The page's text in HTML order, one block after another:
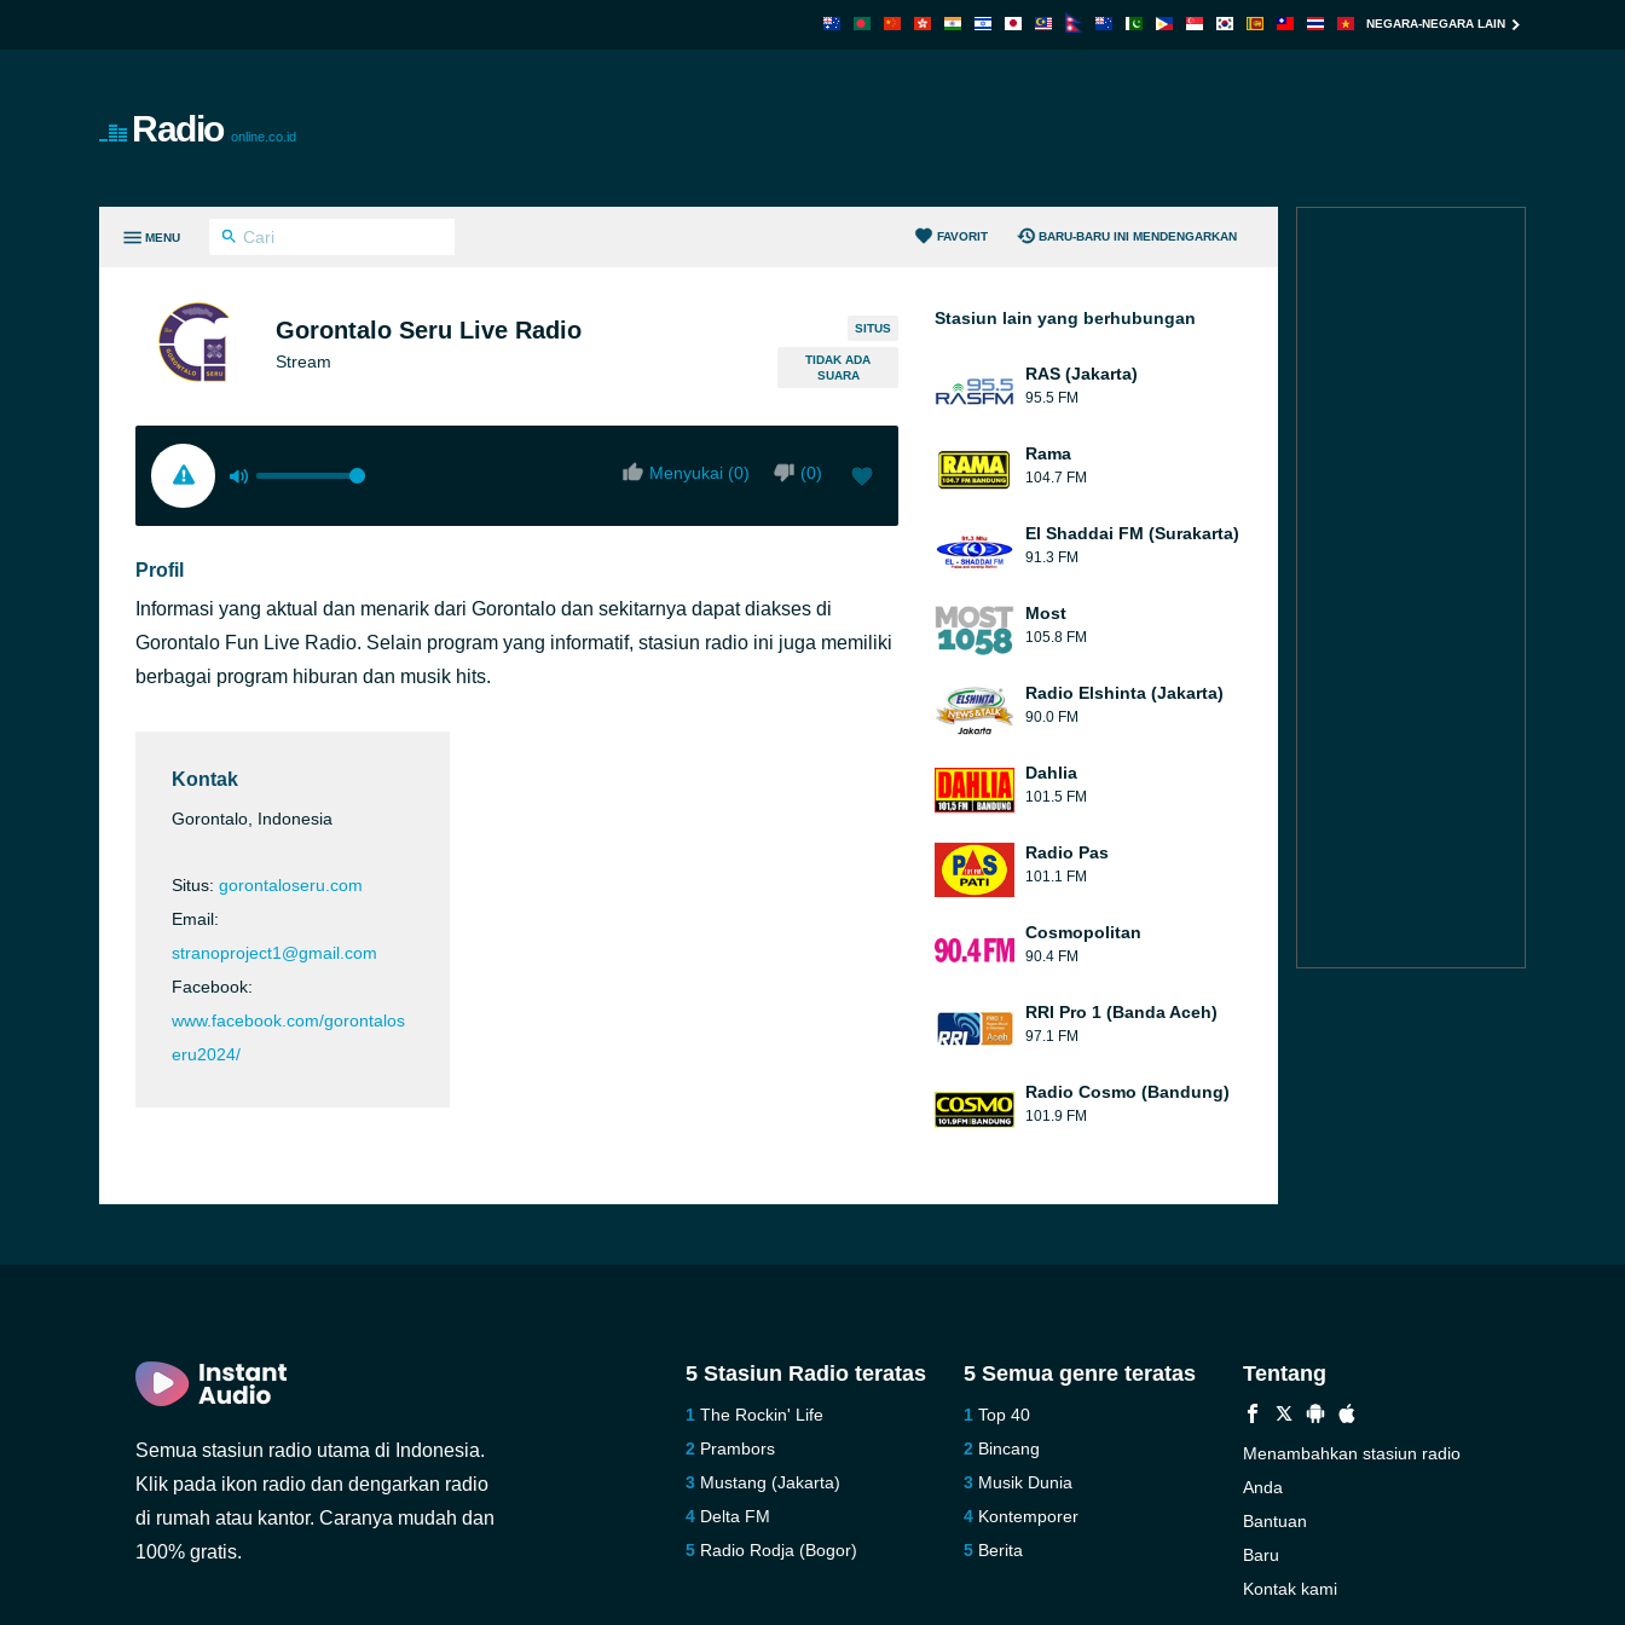
NEGARA-NEGARA LAIN
Radio online.co.id
MENU FAVORIT BARU-BARU INI MENDENGARKAN
Gorontalo Seru Live Radio
Stream
SITUS
TIDAK ADA
SUARA
Menyukai (0) (0)
Profil
Informasi yang aktual dan menarik dari Gorontalo dan sekitarnya dapat diakses di
Gorontalo Fun Live Radio. Selain program yang informatif, stasiun radio ini juga memiliki
berbagai program hiburan dan musik hits.
Kontak
Gorontalo, Indonesia
Situs: gorontaloseru.com
Email:
stranoproject1@gmail.com
Facebook:
www.facebook.com/gorontalos
eru2024/
Stasiun lain yang berhubungan
RAS (Jakarta)
95.5 FM
Rama
104.7 FM
El Shaddai FM (Surakarta)
91.3 FM
Most
105.8 FM
Radio Elshinta (Jakarta)
90.0 FM
Dahlia
101.5 FM
Radio Pas
101.1 FM
Cosmopolitan
90.4 FM
RRI Pro 1 (Banda Aceh)
97.1 FM
Radio Cosmo (Bandung)
101.9 FM
Semua stasiun radio utama di Indonesia.
Klik pada ikon radio dan dengarkan radio
di rumah atau kantor. Caranya mudah dan
100% gratis.
5 Stasiun Radio teratas
The Rockin' Life
Prambors
Mustang (Jakarta)
Delta FM
Radio Rodja (Bogor)
5 Semua genre teratas
Top 40
Bincang
Musik Dunia
Kontemporer
Berita
Tentang
Menambahkan stasiun radio
Anda
Bantuan
Baru
Kontak kami